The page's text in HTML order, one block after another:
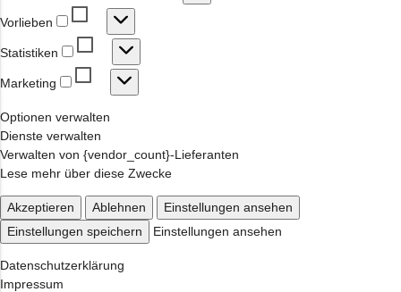
Vorlieben
Vorlieben
Statistiken
Statistiken
Marketing
Marketing
Optionen verwalten
Dienste verwalten
Verwalten von {vendor_count}-Lieferanten
Lese mehr über diese Zwecke
Akzeptieren Ablehnen
Einstellungen ansehen
Einstellungen speichern
Einstellungen ansehen
Datenschutzerklärung
Impressum